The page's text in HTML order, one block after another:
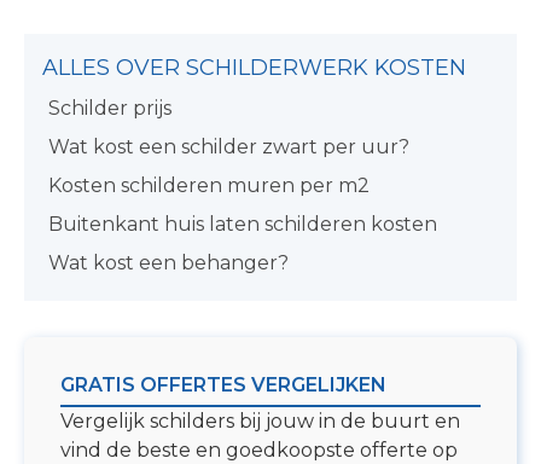
ALLES OVER SCHILDERWERK KOSTEN
Schilder prijs
Wat kost een schilder zwart per uur?
Kosten schilderen muren per m2
Buitenkant huis laten schilderen kosten
Wat kost een behanger?
GRATIS OFFERTES VERGELIJKEN
Vergelijk schilders bij jouw in de buurt en
vind de beste en goedkoopste offerte op